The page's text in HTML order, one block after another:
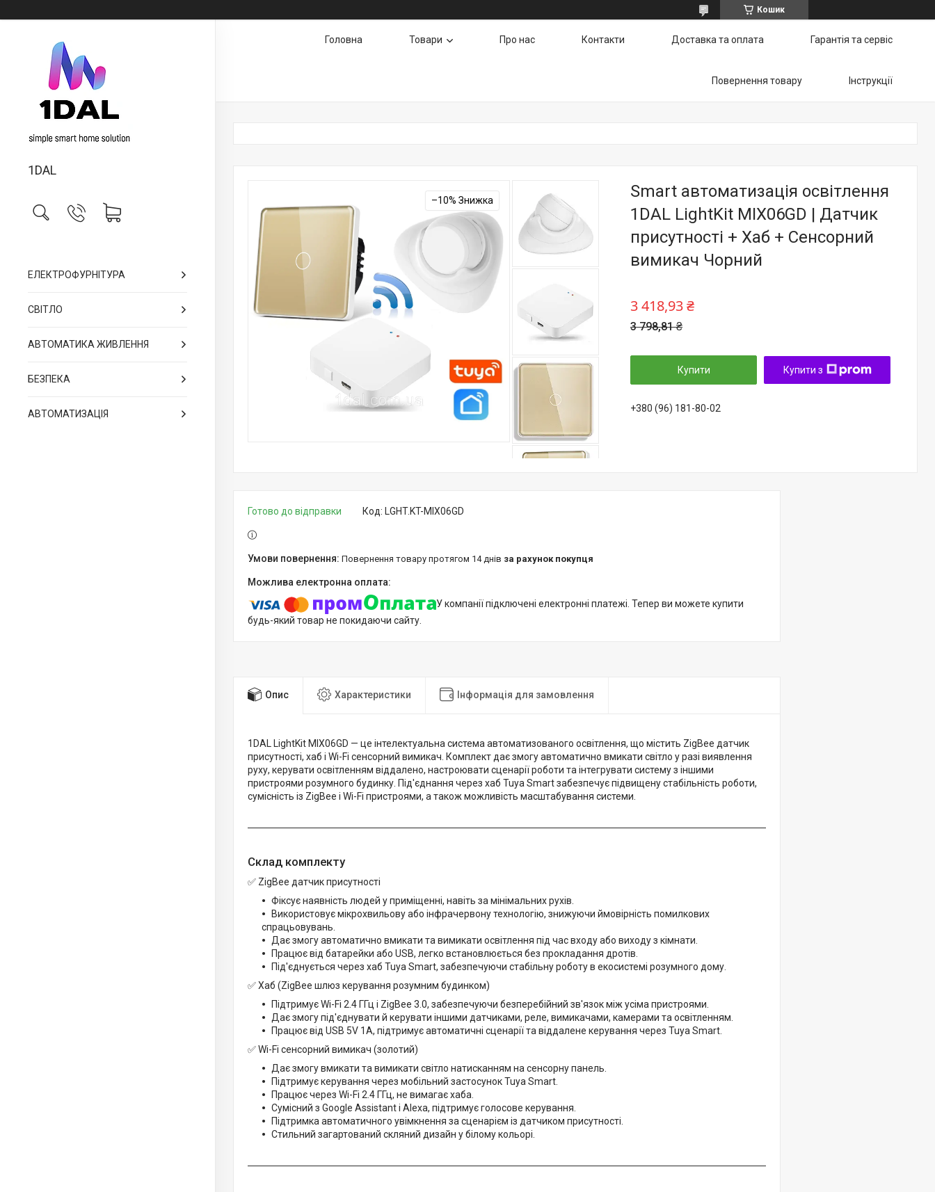
Кошик
1DAL
ЕЛЕКТРОФУРНІТУРА
СВІТЛО
АВТОМАТИКА ЖИВЛЕННЯ
БЕЗПЕКА
АВТОМАТИЗАЦІЯ
Головна Товари Про нас Контакти Доставка та оплата Гарантія та сервіс
Повернення товару Інструкції
–10%
Smart автоматизація освітлення
1DAL LightKit MIX06GD | Датчик
присутності + Хаб + Сенсорний
вимикач Чорний
3 798,81 ₴
3 418,93 ₴
Купити Купити з
+380 (96) 181-80-02
Готово до відправки Код: LGHT.KT-MIX06GD
повернення товару протягом 14 днів за рахунок покупця
У компанії підключені електронні платежі. Тепер ви можете купити
будь-який товар не покидаючи сайту.
Опис Характеристики Інформація для замовлення
1DAL LightKit MIX06GD — це інтелектуальна система автоматизованого освітлення, що містить ZigBee датчик
присутності, хаб і Wi-Fi сенсорний вимикач. Комплект дає змогу автоматично вмикати світло у разі виявлення
руху, керувати освітленням віддалено, настроювати сценарії роботи та інтегрувати систему з іншими
пристроями розумного будинку. Під'єднання через хаб Tuya Smart забезпечує підвищену стабільність роботи,
сумісність із ZigBee і Wi-Fi пристроями, а також можливість масштабування системи.
Склад комплекту
✅ ZigBee датчик присутності
Фіксує наявність людей у приміщенні, навіть за мінімальних рухів.
Використовує мікрохвильову або інфрачервону технологію, знижуючи ймовірність помилкових
спрацьовувань.
Дає змогу автоматично вмикати та вимикати освітлення під час входу або виходу з кімнати.
Працює від батарейки або USB, легко встановлюється без прокладання дротів.
Під'єднується через хаб Tuya Smart, забезпечуючи стабільну роботу в екосистемі розумного дому.
✅ Хаб (ZigBee шлюз керування розумним будинком)
Підтримує Wi-Fi 2.4 ГГц і ZigBee 3.0, забезпечуючи безперебійний зв'язок між усіма пристроями.
Дає змогу під'єднувати й керувати іншими датчиками, реле, вимикачами, камерами та освітленням.
Працює від USB 5V 1A, підтримує автоматичні сценарії та віддалене керування через Tuya Smart.
✅ Wi-Fi сенсорний вимикач (золотий)
Дає змогу вмикати та вимикати світло натисканням на сенсорну панель.
Підтримує керування через мобільний застосунок Tuya Smart.
Працює через Wi-Fi 2.4 ГГц, не вимагає хаба.
Сумісний з Google Assistant і Alexa, підтримує голосове керування.
Підтримка автоматичного увімкнення за сценарієм із датчиком присутності.
Стильний загартований скляний дизайн у білому кольорі.